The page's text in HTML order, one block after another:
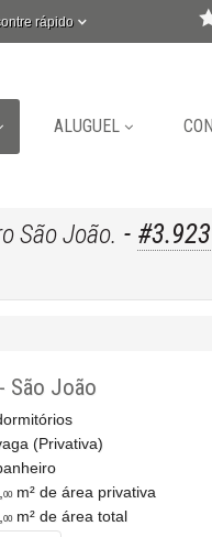
rápido
ALUGUEL
São João. - #3.923
São João
(Privativa)
00m² de área privativa
00m² de área total